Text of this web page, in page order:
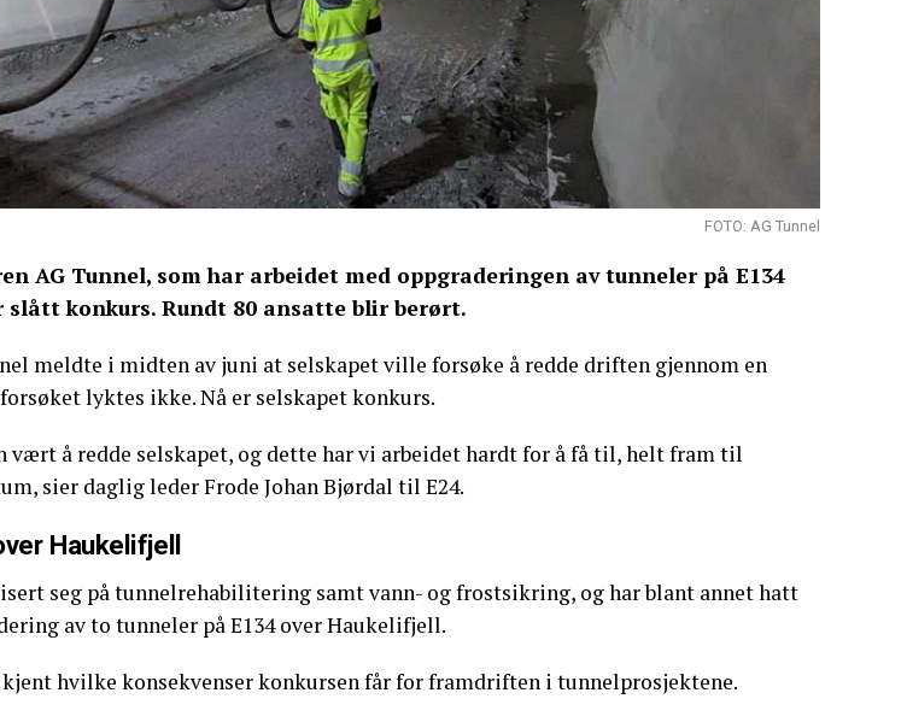
FOTO: AG Tunnel
AG Tunnel, som har arbeidet med oppgraderingen av tunneler på E134
slått konkurs. Rundt 80 ansatte blir berørt.
meldte i midten av juni at selskapet ville forsøke å redde driften gjennom en
lyktes ikke. Nå er selskapet konkurs.
vært å redde selskapet, og dette har vi arbeidet hardt for å få til, helt fram til
sier daglig leder Frode Johan Bjørdal til E24.
Haukelifjell
seg på tunnelrehabilitering samt vann- og frostsikring, og har blant annet hatt
av to tunneler på E134 over Haukelifjell.
hvilke konsekvenser konkursen får for framdriften i tunnelprosjektene.